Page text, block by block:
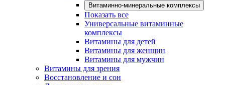
Витаминно-минеральные комплексы
Показать все
Универсальные витаминные
комплексы
Витамины для детей
Витамины для женщин
Витамины для мужчин
Витамины для зрения
Восстановление и сон